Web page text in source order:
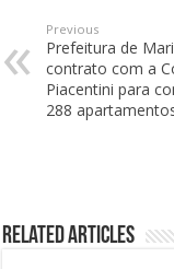
Previous
Prefeitura de
contrato com a
Piacentini para
288
Related Articles